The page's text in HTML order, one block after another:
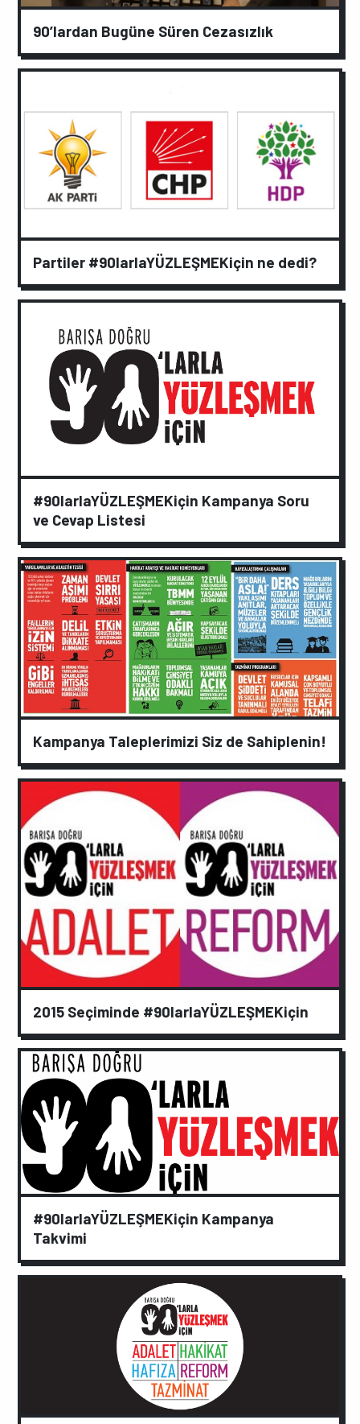
90’lardan Bugüne Süren Cezasızlık
Partiler #90larlaYÜZLEŞMEKiçin ne dedi?
#90larlaYÜZLEŞMEKiçin Kampanya Soru
ve Cevap Listesi
Kampanya Taleplerimizi Siz de Sahiplenin!
2015 Seçiminde #90larlaYÜZLEŞMEKiçin
#90larlaYÜZLEŞMEKiçin Kampanya
Takvimi